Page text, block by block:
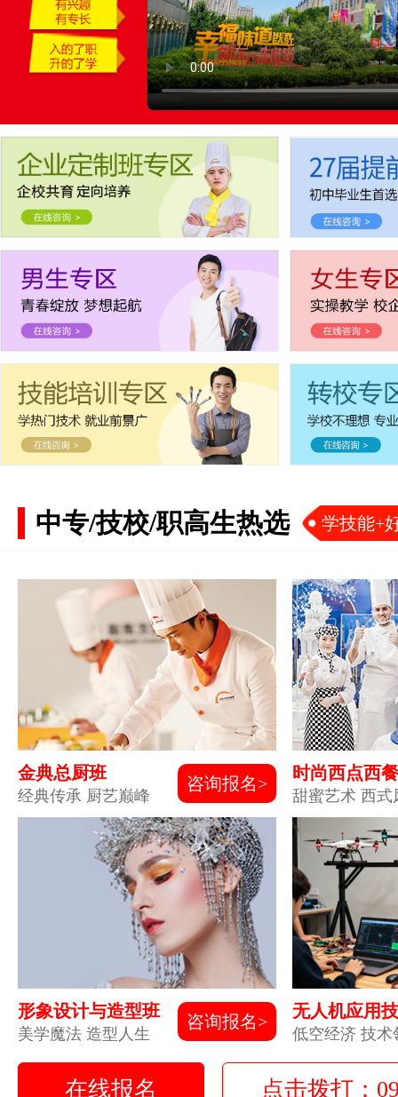
中专/技校/职高生热选 学技能+
金典总厨班
经典传承 厨艺巅峰
咨询报名>
时尚西点西
甜蜜艺术 西式
形象设计与造型班
美学魔法 造型人生
咨询报名>
无人机应用
低空经济 技术
在线报名 点击拨打：